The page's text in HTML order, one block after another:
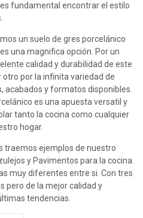
fundamental encontrar el estilo
un suelo de gres porcelánico
una magnifica opción. Por un
calidad y durabilidad de este
otro por la infinita variedad de
acabados y formatos disponibles.
es una apuesta versatil y
tanto la cocina como cualquier
hogar.
traemos ejemplos de nuestro
y Pavimentos para la cocina.
muy diferentes entre si. Con tres
pero de la mejor calidad y
tendencias.